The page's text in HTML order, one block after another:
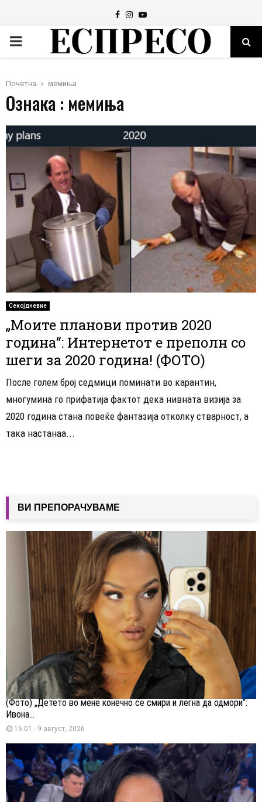
Facebook
Instagram
Youtube
PRIMARY
Почетна мемиња
Ознака : мемиња
Секојдневие
„Моите планови против 2020
година“: Интернетот е преполн со
шеги за 2020 година! (ФОТО)
После голем број седмици поминати во карантин,
многумина го прифатија фактот дека нивната визија за
2020 година стана повеќе фантазија отколку стварност, а
така настанаа...
ВИ ПРЕПОРАЧУВАМЕ
(Фото) „Детето во мене конечно се смири и легна да одмори“:
Ивона...
16:01 - 9 август, 2026